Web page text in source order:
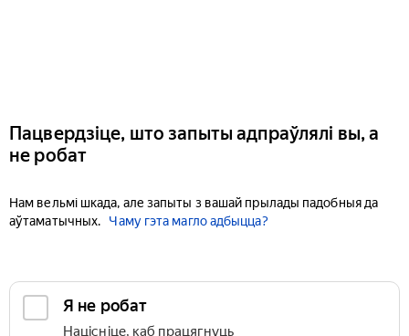
Пацвердзіце, што запыты адпраўлялі вы, а
не робат
Нам вельмі шкада, але запыты з вашай прылады падобныя да
аўтаматычных.
Чаму гэта магло адбыцца?
Я не робат
Націсніце, каб працягнуць